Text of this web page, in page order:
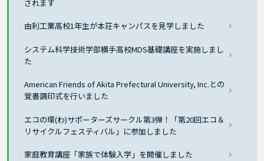
されます
由利工業高校1年生が本荘キャンパスを見学しました
システム科学技術学部横手高校MDS基礎講座を実施しまし
た
American Friends of Akita Prefectural University, Inc.との
覚書調印式を行いました
エコの環(わ)サポーターズサークル第3弾！「第20回エコ＆
リサイクルフェスティバル」に参加しました
家庭教育講座「家族で体験入学」を開催しました